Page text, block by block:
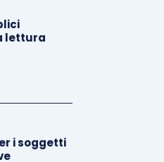
lettura
i soggetti